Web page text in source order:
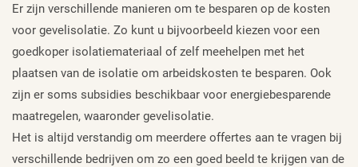
Er zijn verschillende manieren om te besparen op de kosten
voor gevelisolatie. Zo kunt u bijvoorbeeld kiezen voor een
goedkoper isolatiemateriaal of zelf meehelpen met het
plaatsen van de isolatie om arbeidskosten te besparen. Ook
zijn er soms subsidies beschikbaar voor energiebesparende
maatregelen, waaronder gevelisolatie.
Het is altijd verstandig om meerdere offertes aan te vragen bij
verschillende bedrijven om zo een goed beeld te krijgen van de